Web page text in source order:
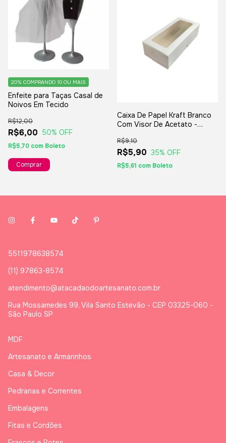
Enfeite para Taças Casal de
Noivos Em Tecido
R$6,00
R$12,00
50% OFF
20% COMPRANDO 10 OU MAIS
R$5,70 com Boleto
Caixa De Papel Kraft Branco
Com Visor De Acetato -
E Lembranças
R$5,90
R$9,10
35% OFF
R$5,61 com Boleto
5511978638574
(11) 97863-8574
atendimento@atacadaodoartesanato.com.br
Rua Mossamedes 99, Vila Santo Estevão - CEP 03325-060 -
São Paulo SP
MDF
Artesanato e Armarinhos
Casa & Decor
Pedrarias e Correntes
Embalagens
Fitas e Cordões